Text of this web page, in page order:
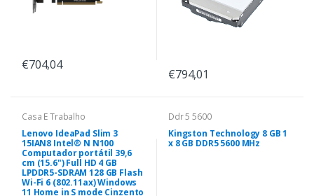
€704,04
€794,01
Casa E Trabalho
Lenovo IdeaPad Slim 3
15IAN8 Intel® N N100
Computador portátil 39,6
cm (15.6") Full HD 4 GB
LPDDR5-SDRAM 128 GB Flash
Wi-Fi 6 (802.11ax) Windows
11 Home in S mode Cinzento
Ddr 5 5600
Kingston Technology 8 GB 1
x 8 GB DDR5 5600 MHz